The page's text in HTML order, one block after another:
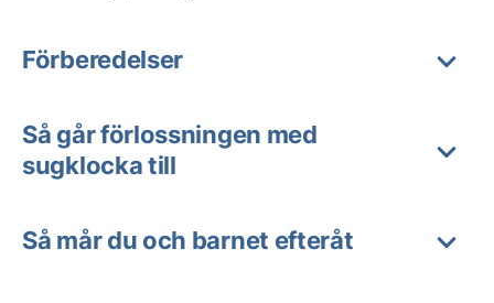
Förberedelser
Så går förlossningen med
sugklocka till
Så mår du och barnet efteråt